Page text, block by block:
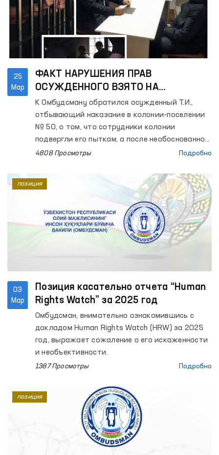
25
Мар
ФАКТ НАРУШЕНИЯ ПРАВ
ОСУЖДЕННОГО ВЗЯТО НА
КОНТРОЛЬ ОМБУДСМАНА
К Омбудсману обратился осужденный Т.И.,
отбывающий наказание в колонии-поселении
№ 50, о том, что сотрудники колонии
подвергли его пыткам, а после необоснованно
поместили в дисциплинарную часть.
4808 Просмотры Подробно
03
Мар
Позиция касательно отчета “Human
Rights Watch” за 2025 год
Омбудсман, внимательно ознакомившись с
докладом Human Rights Watch (HRW) за 2025
год, выражает сожаление о его искаженности
и необъективности.
1387 Просмотры Подробно
позиция
позиция